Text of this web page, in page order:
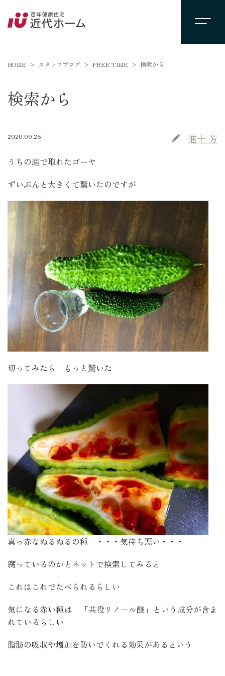
HOME スタッフブログ FREE TIME 検索から
検索から
2020.09.26 進士 芳
うちの庭で取れたゴーヤ
ずいぶんと大きくて驚いたのですが
切ってみたら もっと驚いた
真っ赤なぬるぬるの種 ・・・気持ち悪い・・・
腐っているのかとネットで検索してみると
これはこれでたべられるらしい
気になる赤い種は 「共役リノール酸」という成分が含ま
れているらしい
脂肪の吸収や増加を防いでくれる効果があるという